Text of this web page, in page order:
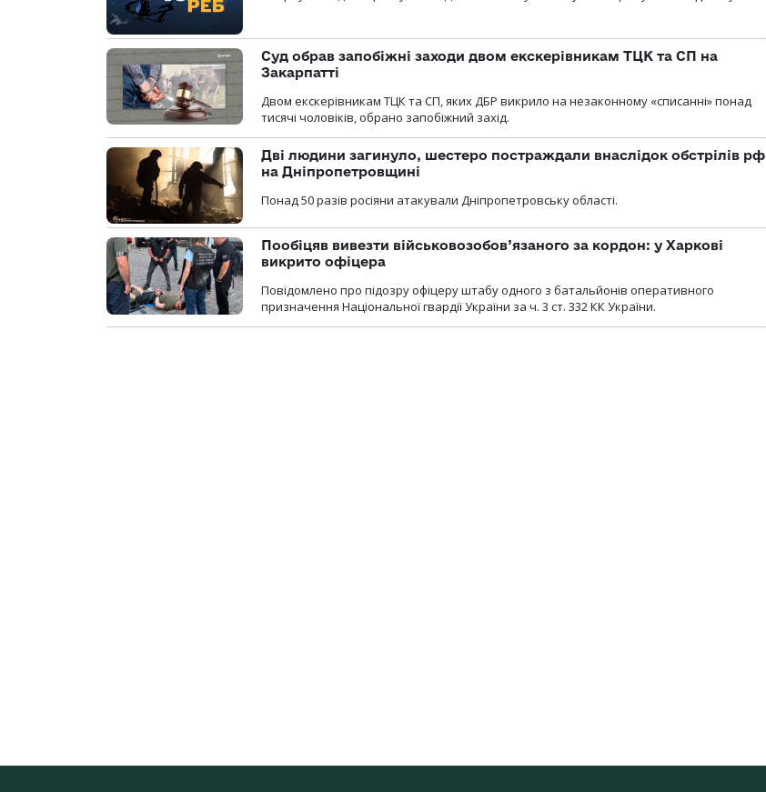
Суд обрав запобіжні заходи двом екскерівникам ТЦК та СП на
Закарпатті
Двом екскерівникам ТЦК та СП, яких ДБР викрило на незаконному «списанні» понад
тисячі чоловіків, обрано запобіжний захід.
Дві людини загинуло, шестеро постраждали внаслідок обстрілів рф
на Дніпропетровщині
Понад 50 разів росіяни атакували Дніпропетровську області.
Пообіцяв вивезти військовозобов’язаного за кордон: у Харкові
викрито офіцера
Повідомлено про підозру офіцеру штабу одного з батальйонів оперативного
призначення Національної гвардії України за ч. 3 ст. 332 КК України.